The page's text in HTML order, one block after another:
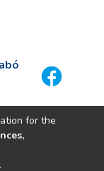
for the
.